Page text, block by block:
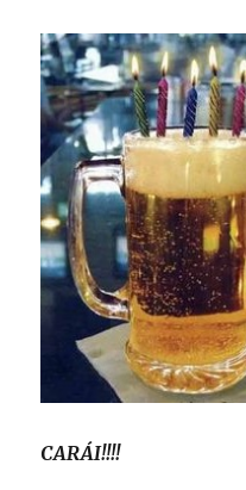
CARÁI!!!!